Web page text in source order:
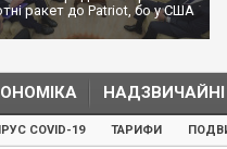
ракет до Patriot, бо у США
НАДЗВИЧАЙНІ
COVID-19 ТАРИФИ